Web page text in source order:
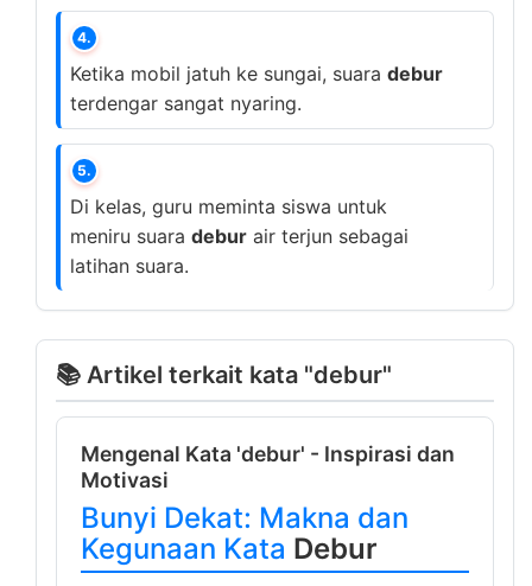
4.
Ketika mobil jatuh ke sungai, suara debur
terdengar sangat nyaring.
5.
Di kelas, guru meminta siswa untuk
meniru suara debur air terjun sebagai
latihan suara.
📚 Artikel terkait kata "debur"
Mengenal Kata 'debur' - Inspirasi dan
Motivasi
Bunyi Dekat: Makna dan
Kegunaan Kata Debur